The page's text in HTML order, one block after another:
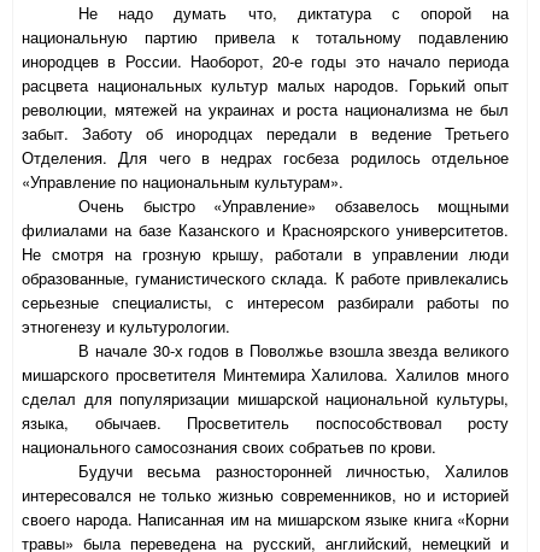
Не надо думать что, диктатура с опорой на
национальную партию привела к тотальному подавлению
инородцев в России. Наоборот, 20-е годы это начало периода
расцвета национальных культур малых народов. Горький опыт
революции, мятежей на украинах и роста национализма не был
забыт. Заботу об инородцах передали в ведение Третьего
Отделения. Для чего в недрах госбеза родилось отдельное
«Управление по национальным культурам».
Очень быстро «Управление» обзавелось мощными
филиалами на базе Казанского и Красноярского университетов.
Не смотря на грозную крышу, работали в управлении люди
образованные, гуманистического склада. К работе привлекались
серьезные специалисты, с интересом разбирали работы по
этногенезу и культурологии.
В начале 30-х годов в Поволжье взошла звезда великого
мишарского просветителя Минтемира Халилова. Халилов много
сделал для популяризации мишарской национальной культуры,
языка, обычаев. Просветитель поспособствовал росту
национального самосознания своих собратьев по крови.
Будучи весьма разносторонней личностью, Халилов
интересовался не только жизнью современников, но и историей
своего народа. Написанная им на мишарском языке книга «Корни
травы» была переведена на русский, английский, немецкий и